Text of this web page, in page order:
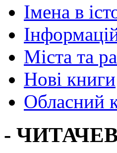
Імена в
Міста та
Нові книги
Обласний
-